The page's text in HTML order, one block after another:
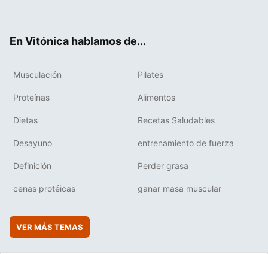
En Vitónica hablamos de...
Musculación Pilates
Proteínas Alimentos
Dietas Recetas Saludables
Desayuno entrenamiento de fuerza
Definición Perder grasa
cenas protéicas ganar masa muscular
VER MÁS TEMAS